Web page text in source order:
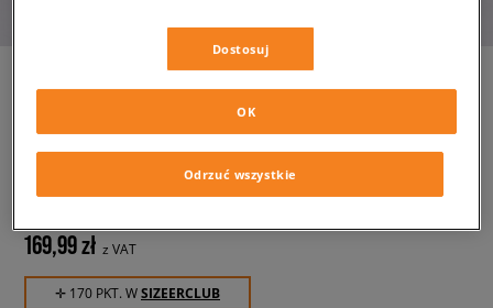
ADIDAS SZORTY ESSENTIAL
SHORT
169,99 zł z VAT
✛ 170 PKT. WSIZEERCLUB
Dostosuj
Odrzuć wszystkie
OK